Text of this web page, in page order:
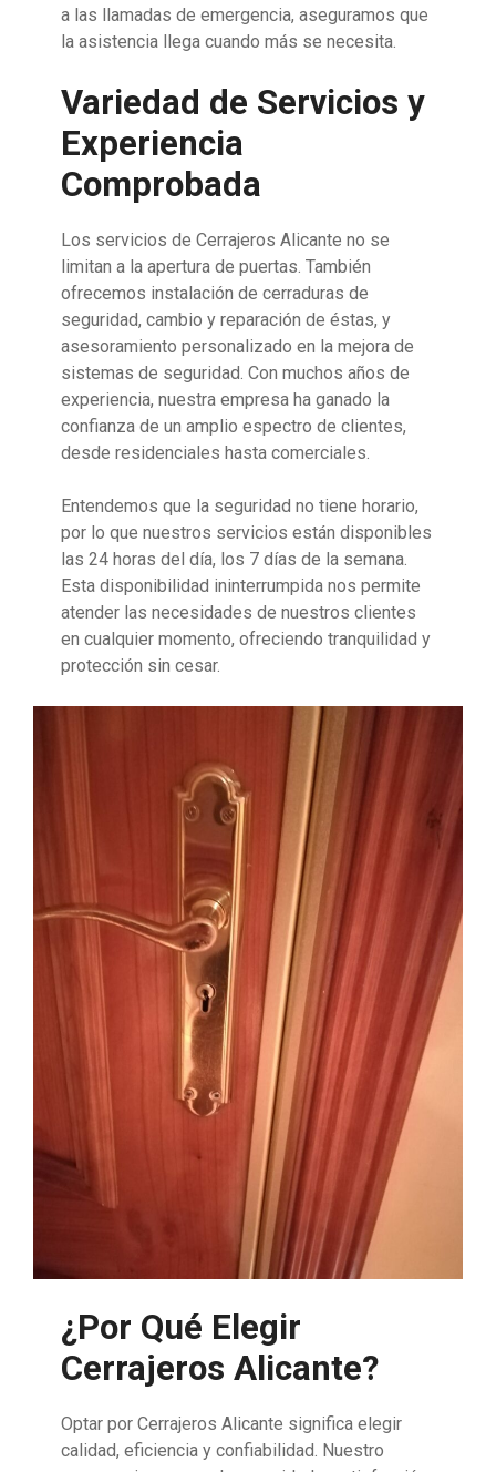
a las llamadas de emergencia, aseguramos que
la asistencia llega cuando más se necesita.
Variedad de Servicios y
Experiencia
Comprobada
Los servicios de Cerrajeros Alicante no se
limitan a la apertura de puertas. También
ofrecemos instalación de cerraduras de
seguridad, cambio y reparación de éstas, y
asesoramiento personalizado en la mejora de
sistemas de seguridad. Con muchos años de
experiencia, nuestra empresa ha ganado la
confianza de un amplio espectro de clientes,
desde residenciales hasta comerciales.
Entendemos que la seguridad no tiene horario,
por lo que nuestros servicios están disponibles
las 24 horas del día, los 7 días de la semana.
Esta disponibilidad ininterrumpida nos permite
atender las necesidades de nuestros clientes
en cualquier momento, ofreciendo tranquilidad y
protección sin cesar.
¿Por Qué Elegir
Cerrajeros Alicante?
Optar por Cerrajeros Alicante significa elegir
calidad, eficiencia y confiabilidad. Nuestro